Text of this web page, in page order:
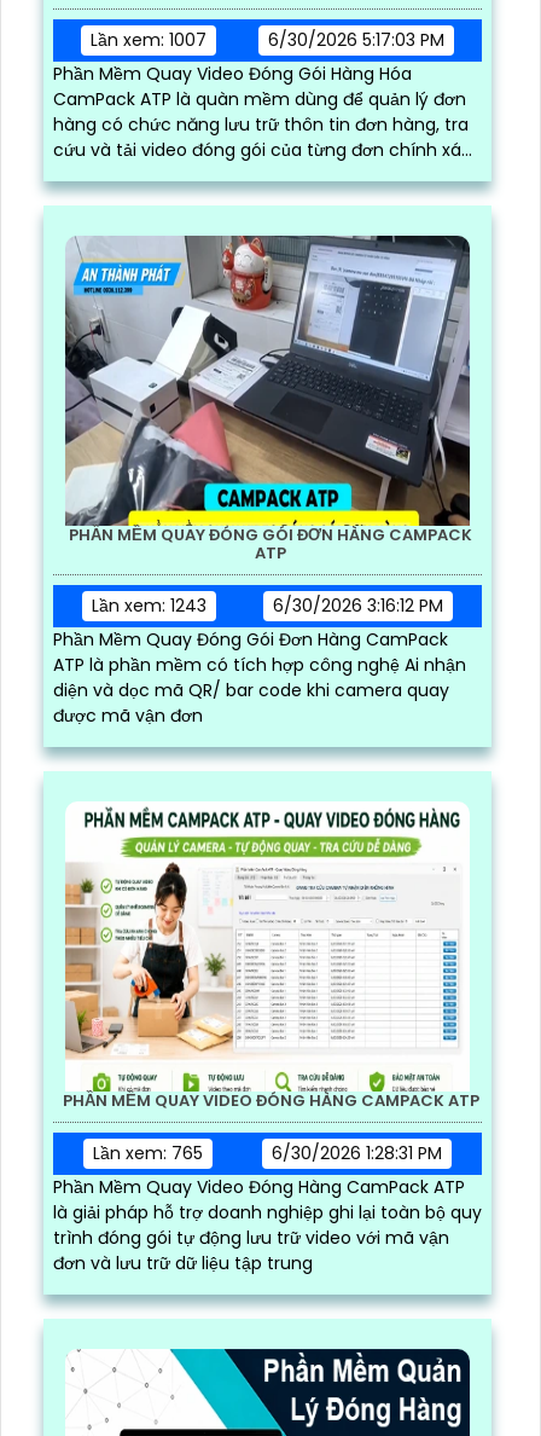
Lần xem: 1007
6/30/2026 5:17:03 PM
Phần Mềm Quay Video Đóng Gói Hàng Hóa
CamPack ATP là quàn mềm dùng để quản lý đơn
hàng có chức năng lưu trữ thôn tin đơn hàng, tra
cứu và tải video đóng gói của từng đơn chính xác
PHẦN MỀM QUAY ĐÓNG GÓI ĐƠN HÀNG CAMPACK
ATP
Lần xem: 1243
6/30/2026 3:16:12 PM
Phần Mềm Quay Đóng Gói Đơn Hàng CamPack
ATP là phần mềm có tích hợp công nghệ Ai nhận
diện và dọc mã QR/ bar code khi camera quay
được mã vận đơn
PHẦN MỀM QUAY VIDEO ĐÓNG HÀNG CAMPACK ATP
Lần xem: 765
6/30/2026 1:28:31 PM
Phần Mềm Quay Video Đóng Hàng CamPack ATP
là giải pháp hỗ trợ doanh nghiệp ghi lại toàn bộ quy
trình đóng gói tự động lưu trữ video với mã vận
đơn và lưu trữ dữ liệu tập trung